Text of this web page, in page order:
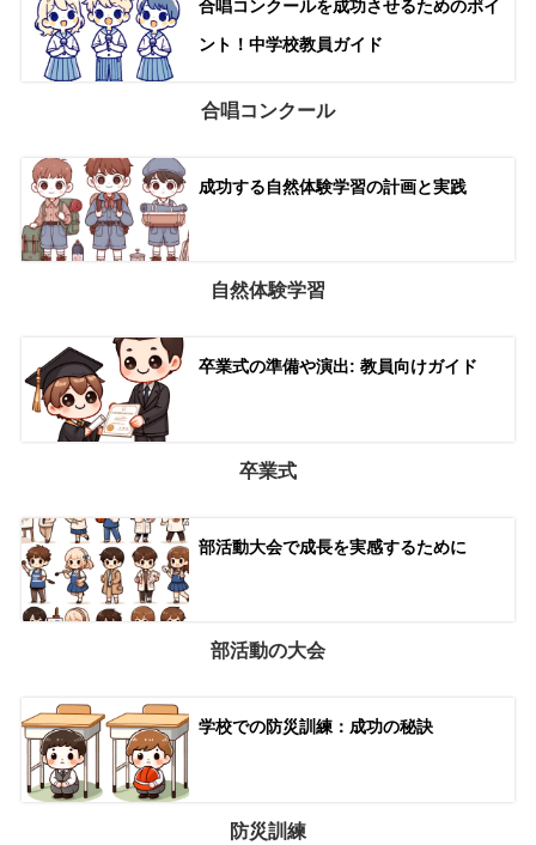
合唱コンクールを成功させるためのポイ
ント！中学校教員ガイド
合唱コンクール
成功する自然体験学習の計画と実践
自然体験学習
卒業式の準備や演出: 教員向けガイド
卒業式
部活動大会で成長を実感するために
部活動の大会
学校での防災訓練：成功の秘訣
防災訓練